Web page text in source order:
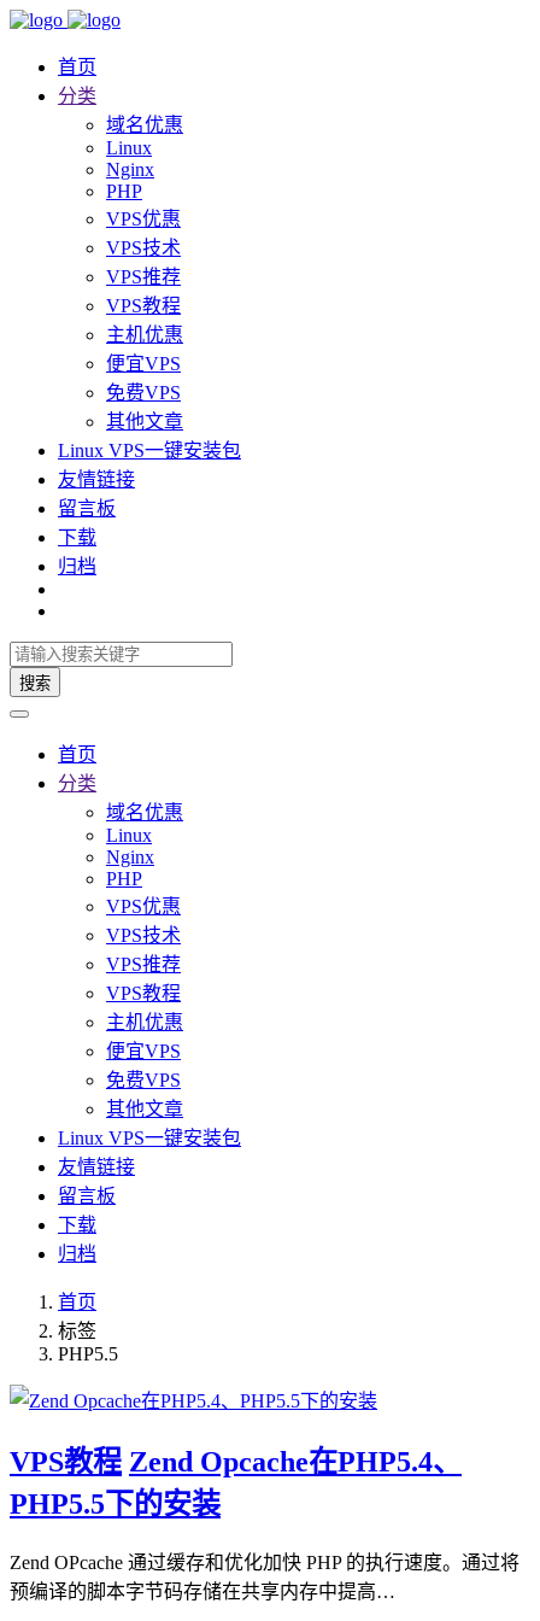
首页
分类
域名优惠
Linux
Nginx
PHP
VPS优惠
VPS技术
VPS推荐
VPS教程
主机优惠
便宜VPS
免费VPS
其他文章
Linux VPS一键安装包
友情链接
留言板
下载
归档
搜索
首页
分类
域名优惠
Linux
Nginx
PHP
VPS优惠
VPS技术
VPS推荐
VPS教程
主机优惠
便宜VPS
免费VPS
其他文章
Linux VPS一键安装包
友情链接
留言板
下载
归档
首页
标签
PHP5.5
VPS教程 Zend Opcache在PHP5.4、
PHP5.5下的安装
Zend OPcache 通过缓存和优化加快 PHP 的执行速度。通过将
预编译的脚本字节码存储在共享内存中提高…